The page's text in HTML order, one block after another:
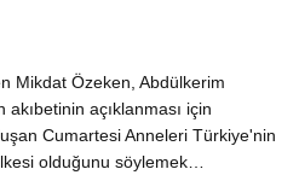
Mikdat Özeken, Abdülkerim
açıklanması için
Cumartesi Anneleri Türkiye'nin
olduğunu söylemek…